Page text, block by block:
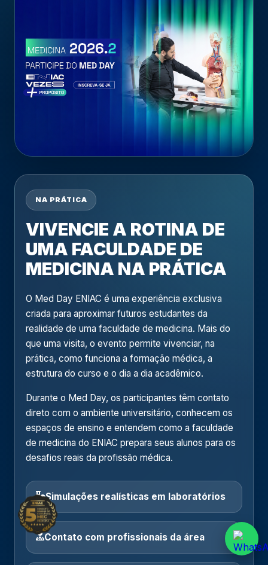
ASSISTA E CONHEÇA A EXPERIÊNCIA
NA PRÁTICA
VIVENCIE A ROTINA DE
UMA FACULDADE DE
MEDICINA NA PRÁTICA
O Med Day ENIAC é uma experiência exclusiva
criada para aproximar futuros estudantes da
realidade de uma faculdade de medicina. Mais do
que uma visita, o evento permite vivenciar, na
prática, como funciona a formação médica, a
estrutura do curso e o dia a dia acadêmico.
Durante o Med Day, os participantes têm contato
direto com o ambiente universitário, conhecem os
espaços de ensino e entendem como a faculdade
de medicina do ENIAC prepara seus alunos para os
desafios reais da profissão médica.
Simulações realísticas em laboratórios
Contato com profissionais da área